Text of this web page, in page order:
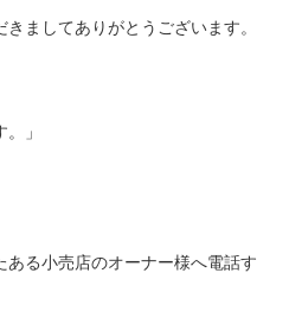
ましてありがとうございます。
」
る小売店のオーナー様へ電話す